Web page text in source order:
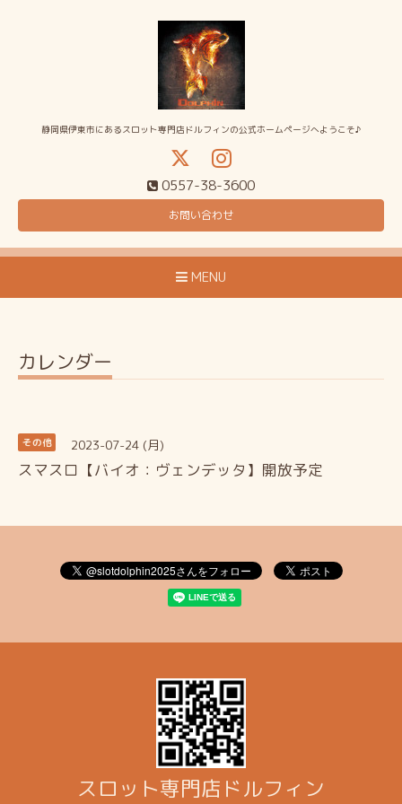
静岡県伊東市にあるスロット専門店ドルフィンの公式ホームページへようこそ♪
0557-38-3600
お問い合わせ
MENU
カレンダー
その他 2023-07-24 (月)
スマスロ【バイオ：ヴェンデッタ】開放予定
スロット専門店ドルフィン